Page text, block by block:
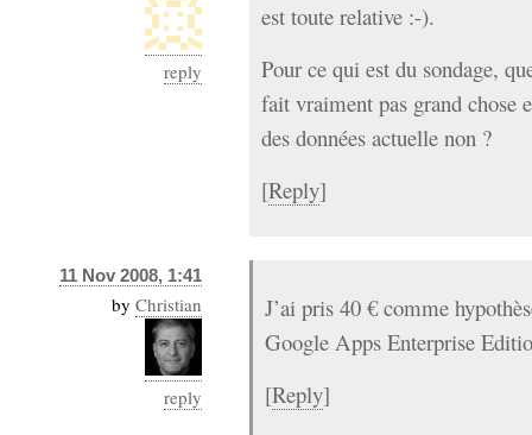
reply
est toute relative :-).
Pour ce qui est du sondage,
fait vraiment pas grand chose
des données actuelle non ?
[Reply]
11 Nov 2008, 1:41
by Christian
reply
J’ai pris 40 € comme
Google Apps Enterprise
[Reply]